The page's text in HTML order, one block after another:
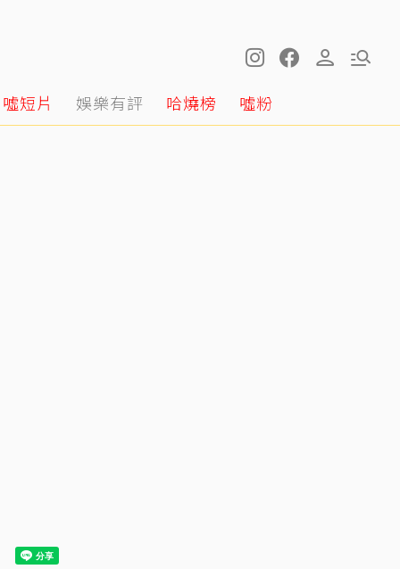
噓短片 娛樂有評 哈燒榜 噓粉